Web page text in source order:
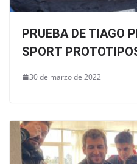
PRUEBA DE TIAGO
SPORT
30 de marzo de 2022